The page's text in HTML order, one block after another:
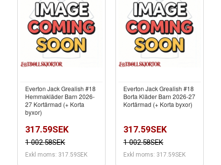
Everton Jack Grealish #18
Hemmakläder Barn 2026-
27 Kortärmad (+ Korta
byxor)
317.59SEK
1 002.58SEK
Exkl moms: 317.59SEK
Everton Jack Grealish #18
Borta Kläder Barn 2026-27
Kortärmad (+ Korta byxor)
317.59SEK
1 002.58SEK
Exkl moms: 317.59SEK